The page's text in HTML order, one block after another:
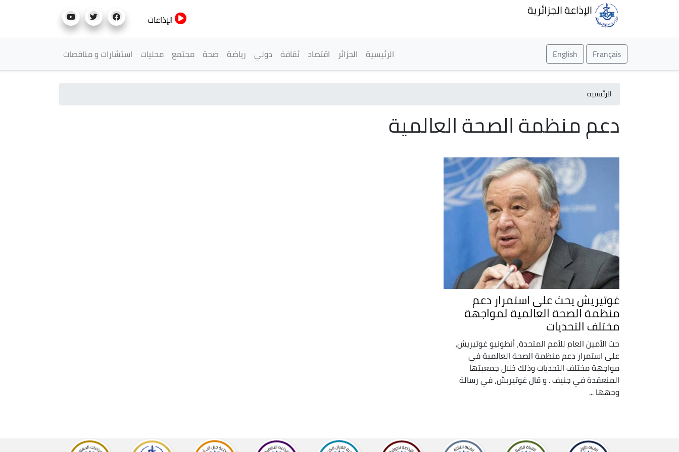
الإذاعة الجزائرية
الإذاعات
Français
English القائمة الرئيسية
الرئيسية الجزائر اقتصاد ثقافة دولي رياضة صحة مجتمع محليات استشارات و مناقصات
الرئيسية
دعم منظمة الصحة العالمية
غوتيريش يحث على استمرار دعم
منظمة الصحة العالمية لمواجهة
مختلف التحديات
حث الأمين العام للأمم المتحدة، أنطونيو غوتيريش،
على استمرار دعم منظمة الصحة العالمية في
مواجهة مختلف التحديات وذلك خلال جمعيتها
المنعقدة في جنيف . و قال غوتيريش، في رسالة
وجهها ...